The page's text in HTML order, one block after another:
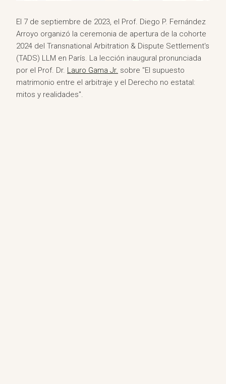
El 7 de septiembre de 2023, el Prof. Diego P. Fernández
Arroyo organizó la ceremonia de apertura de la cohorte
2024 del Transnational Arbitration & Dispute Settlement's
(TADS) LLM en París. La lección inaugural pronunciada
por el Prof. Dr. Lauro Gama Jr. sobre "El supuesto
matrimonio entre el arbitraje y el Derecho no estatal:
mitos y realidades".